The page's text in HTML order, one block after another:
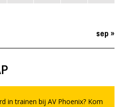
sep »
in trainen bij AV Phoenix? Kom